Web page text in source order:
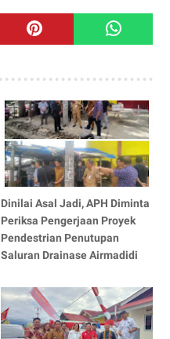
Dinilai Asal Jadi, APH Diminta
Periksa Pengerjaan Proyek
Pendestrian Penutupan
Saluran Drainase Airmadidi